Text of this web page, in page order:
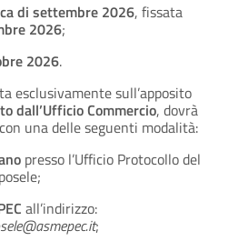
di settembre 2026, fissata
2026;
2026.
esclusivamente sull’apposito
dall’Ufficio Commercio, dovrà
una delle seguenti modalità:
presso l’Ufficio Protocollo del
all’indirizzo:
;